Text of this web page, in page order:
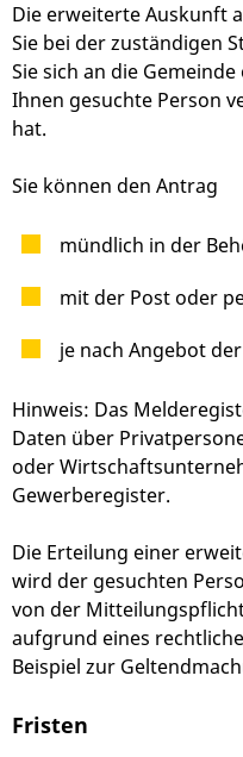
Die erweiterte Auskunft
Sie bei der zuständigen
Sie sich an die
Ihnen gesuchte Person
hat.
Sie können den Antrag
mündlich in der
mit der Post oder
je nach Angebot
Hinweis: Das
Daten über
oder
Gewerberegister.
Die Erteilung einer
wird der gesuchten
von der
aufgrund eines
Beispiel zur
Fristen